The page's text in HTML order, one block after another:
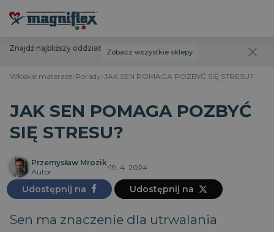
Znajdź najbliższy oddział: Zobacz wszystkie sklepy
Włoskie materace Porady JAK SEN POMAGA POZBYĆ SIĘ STRESU?
JAK SEN POMAGA POZBYĆ
SIĘ STRESU?
Przemysław Mrozik
Autor
19. 4. 2024
Udostępnij na Udostępnij na
Sen ma znaczenie dla utrwalania